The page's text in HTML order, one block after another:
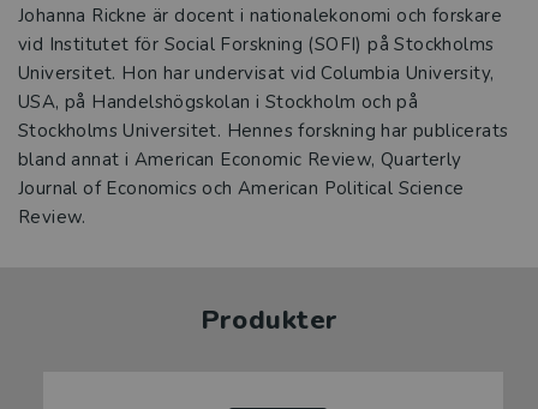
Johanna Rickne är docent i nationalekonomi och forskare
vid Institutet för Social Forskning (SOFI) på Stockholms
Universitet. Hon har undervisat vid Columbia University,
USA, på Handelshögskolan i Stockholm och på
Stockholms Universitet. Hennes forskning har publicerats
bland annat i American Economic Review, Quarterly
Journal of Economics och American Political Science
Review.
Produkter